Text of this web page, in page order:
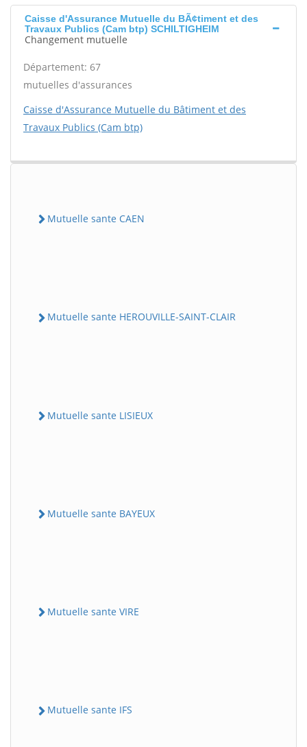
Caisse d'Assurance Mutuelle du BÃ¢timent et des
Travaux Publics (Cam btp) SCHILTIGHEIM
Changement mutuelle
Département: 67
mutuelles d'assurances
Caisse d'Assurance Mutuelle du Bâtiment et des
Travaux Publics (Cam btp)
Mutuelle sante CAEN
Mutuelle sante HEROUVILLE-SAINT-CLAIR
Mutuelle sante LISIEUX
Mutuelle sante BAYEUX
Mutuelle sante VIRE
Mutuelle sante IFS